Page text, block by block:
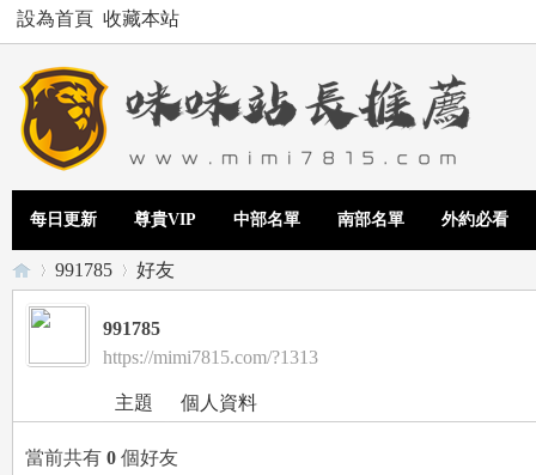
設為首頁 收藏本站
每日更新 尊貴VIP 中部名單 南部名單 外約必看
Te›
991785 好友
991785
https://mimi7815.com/?1313
主題 個人資料
當前共有 0 個好友